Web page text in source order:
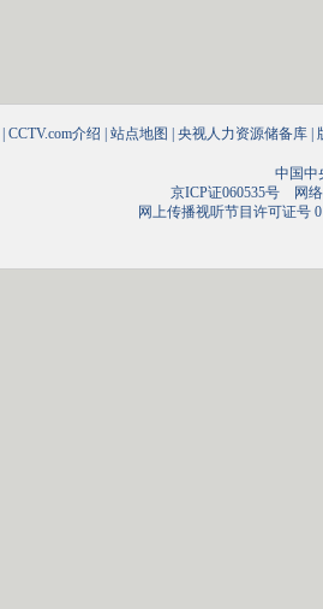
| CCTV.com介绍 | 站点地图 | 央视人力资源储备库 |
中国中
京ICP证060535号网络
网上传播视听节目许可证号